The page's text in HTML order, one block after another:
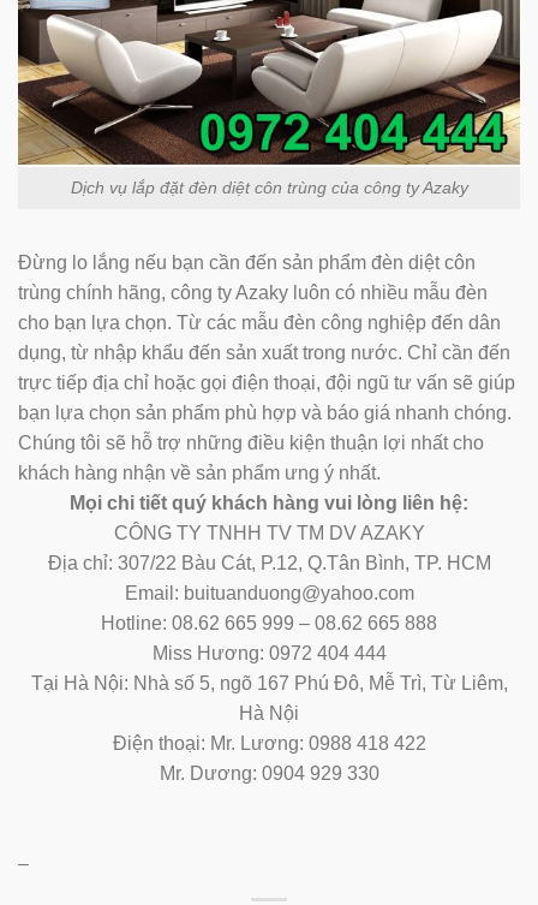
Dịch vụ lắp đặt đèn diệt côn trùng của công ty Azaky
Đừng lo lắng nếu bạn cần đến sản phẩm đèn diệt côn
trùng chính hãng, công ty Azaky luôn có nhiều mẫu đèn
cho bạn lựa chọn. Từ các mẫu đèn công nghiệp đến dân
dụng, từ nhập khẩu đến sản xuất trong nước. Chỉ cần đến
trực tiếp địa chỉ hoặc gọi điện thoại, đội ngũ tư vấn sẽ giúp
bạn lựa chọn sản phẩm phù hợp và báo giá nhanh chóng.
Chúng tôi sẽ hỗ trợ những điều kiện thuận lợi nhất cho
khách hàng nhận về sản phẩm ưng ý nhất.
Mọi chi tiết quý khách hàng vui lòng liên hệ:
CÔNG TY TNHH TV TM DV AZAKY
Địa chỉ: 307/22 Bàu Cát, P.12, Q.Tân Bình, TP. HCM
Email: buituanduong@yahoo.com
Hotline: 08.62 665 999 – 08.62 665 888
Miss Hương: 0972 404 444
Tại Hà Nội: Nhà số 5, ngõ 167 Phú Đô, Mễ Trì, Từ Liêm,
Hà Nội
Điện thoại: Mr. Lương: 0988 418 422
Mr. Dương: 0904 929 330
–